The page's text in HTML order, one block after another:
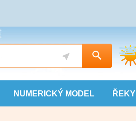
NUMERICKÝ MODEL ŘEKY